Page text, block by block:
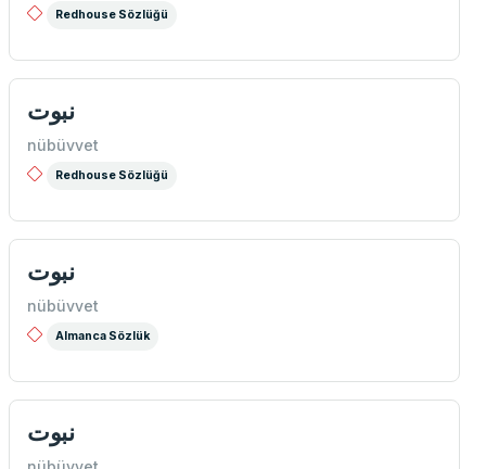
Redhouse Sözlüğü
نبوت
nübüvvet
Redhouse Sözlüğü
نبوت
nübüvvet
Almanca Sözlük
نبوت